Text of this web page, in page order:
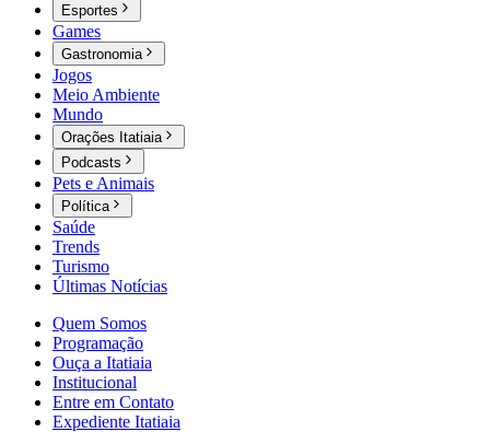
Esportes
Games
Gastronomia
Jogos
Meio Ambiente
Mundo
Orações Itatiaia
Podcasts
Pets e Animais
Política
Saúde
Trends
Turismo
Últimas Notícias
Quem Somos
Programação
Ouça a Itatiaia
Institucional
Entre em Contato
Expediente Itatiaia